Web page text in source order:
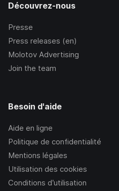
Découvrez-nous
Presse
Press releases (en)
Molotov Advertising
Join the team
Besoin d'aide
Aide en ligne
Politique de confidentialité
Mentions légales
Utilisation des cookies
Conditions d’utilisation